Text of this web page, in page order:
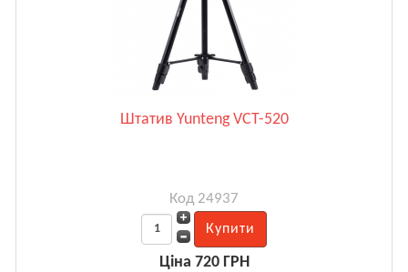
Штатив Yunteng VCT-520
Код 24937
Ціна 720 ГРН